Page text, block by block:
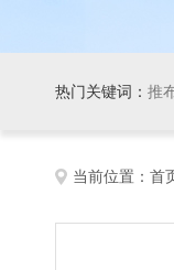
热门关键词： 推
当前位置： 首